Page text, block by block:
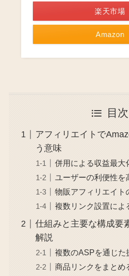
Amazon
楽天市場
目次
アフィリエイトで
う意味
併用による収益最大
ユーザーの利便性を
物販アフィリエイト
複数リンク設置によ
仕組みと主要な構成要
解説
複数のASPを通じた
商品リンクをまとめ